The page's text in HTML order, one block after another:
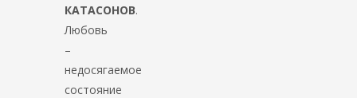
КАТАСОНОВ.
Любовь
–
недосягаемое
состояние